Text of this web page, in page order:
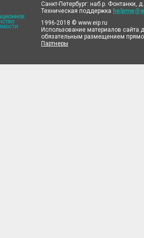
Санкт-Петербург: наб.р. Фонтанки,
Техническая поддержка
1996-2018 © www.eip.ru
Использование материалов сайта
обязательным размещением
Партнеры